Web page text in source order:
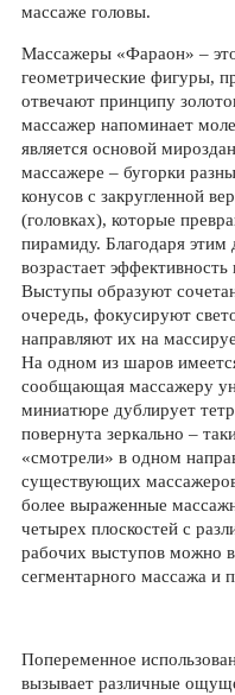
массаже головы.
Массажеры «Фараон» –
геометрические фигуры,
отвечают принципу
массажер напоминает
является основой
массажере – бугорки
конусов с закругленной
(головках), которые
пирамиду. Благодаря
возрастает
Выступы образуют
очередь, фокусируют
направляют их на
На одном из шаров
сообщающая массажеру
миниатюре дублирует
повернута зеркально –
«смотрели» в одном
существующих
более выраженные
четырех плоскостей с
рабочих выступов можно
сегментарного массажа и
Попеременное
вызывает различные